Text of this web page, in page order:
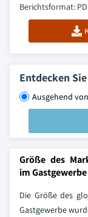
Berichtsformat:
Entdecken
Ausgehend
Größe des
im Gastgewerbe
Die Größe des
Gastgewerbe